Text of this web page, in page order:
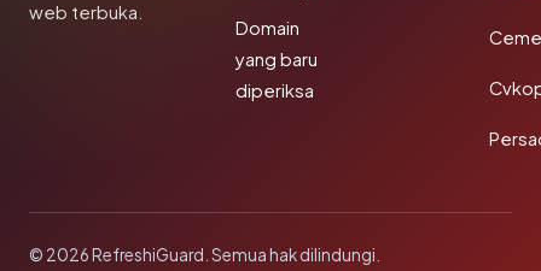
web terbuka.
Domain
yang baru
diperiksa
© 2026 RefreshiGuard. Semua hak dilindungi.